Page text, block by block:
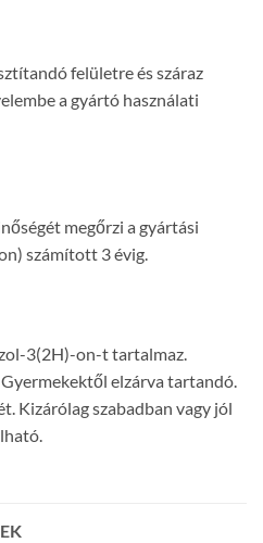
felületre és száraz
a gyártó használati
megőrzi a gyártási
számított 3 évig.
3(2H)-on-t tartalmaz.
elzárva tartandó.
Kizárólag szabadban vagy jól